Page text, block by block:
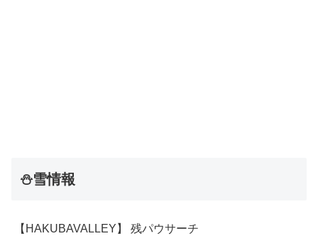
⛄雪情報
【HAKUBAVALLEY】 残パウサーチ